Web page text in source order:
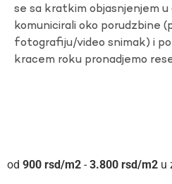
se sa kratkim objasnjenjem
komunicirali oko porudzbine
fotografiju/video snimak) i
kracem roku pronadjemo
900 rsd - 3.800 rsd u